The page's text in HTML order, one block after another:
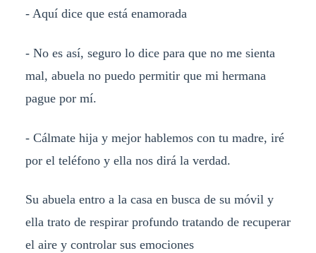
- Aquí dice que está enamorada
- No es así, seguro lo dice para que no me sienta
mal, abuela no puedo permitir que mi hermana
pague por mí.
- Cálmate hija y mejor hablemos con tu madre, iré
por el teléfono y ella nos dirá la verdad.
Su abuela entro a la casa en busca de su móvil y
ella trato de respirar profundo tratando de recuperar
el aire y controlar sus emociones